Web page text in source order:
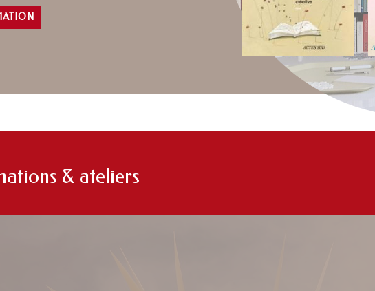
& ateliers